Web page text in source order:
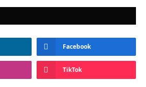
Facebook
TikTok